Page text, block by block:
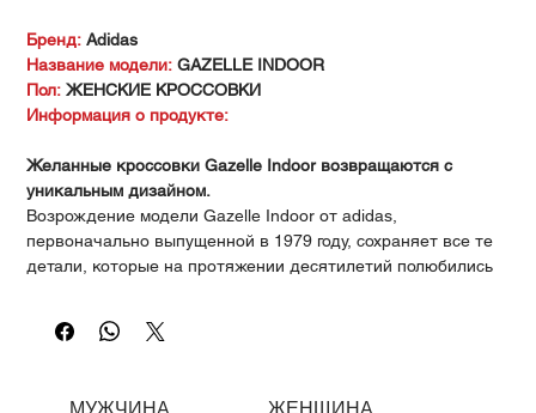
Бренд: Adidas
Название модели:GAZELLE INDOOR
Пол:ЖЕНСКИЕ КРОССОВКИ
Информация о продукте:
Желанные кроссовки Gazelle Indoor возвращаются с
уникальным дизайном.
Возрождение модели Gazelle Indoor от adidas,
первоначально выпущенной в 1979 году, сохраняет все те
детали, которые на протяжении десятилетий полюбились
сочетаются с резиновой подошвой, создающей эффект